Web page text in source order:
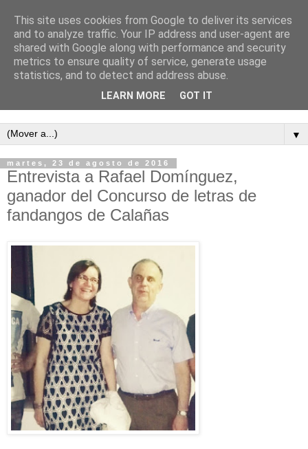
Semanario independiente de Calañas
▼
martes, 23 de agosto de 2016
Entrevista a Rafael Domínguez,
ganador del Concurso de letras de
fandangos de Calañas
This site uses cookies from Google to deliver its services
and to analyze traffic. Your IP address and user-agent are
shared with Google along with performance and security
metrics to ensure quality of service, generate usage
statistics, and to detect and address abuse.
LEARN MORE GOT IT